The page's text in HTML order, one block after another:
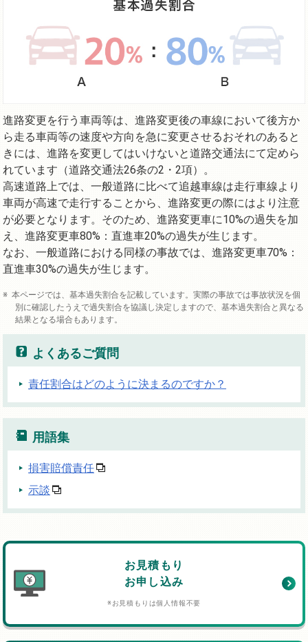
進路変更を行う車両等は、進路変更後の車線において後方か
ら走る車両等の速度や方向を急に変更させるおそれのあると
きには、進路を変更してはいけないと道路交通法にて定めら
れています（道路交通法26条の2・2項）。
高速道路上では、一般道路に比べて追越車線は走行車線より
車両が高速で走行することから、進路変更の際にはより注意
が必要となります。そのため、進路変更車に10%の過失を加
え、進路変更車80%：直進車20%の過失が生じます。
なお、一般道路における同様の事故では、進路変更車70%：
直進車30%の過失が生じます。
本ページでは、基本過失割合を記載しています。実際の事故では事故状況を個
別に確認したうえで過失割合を協議し決定しますので、基本過失割合と異なる
結果となる場合もあります。
よくあるご質問
責任割合はどのように決まるのですか？
用語集
損害賠償責任
示談
お見積もり
お申し込み
※お見積もりは個人情報不要